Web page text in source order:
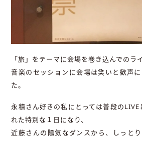
「旅」をテーマに会場を巻き込んでのラ
音楽のセッションに会場は笑いと歓声
た。
永積さん好きの私にとっては普段の
れた特別な１日になり、
近藤さんの陽気なダンスから、しっと